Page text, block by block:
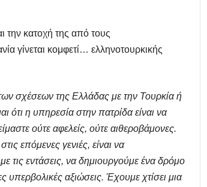
την κατοχή της από τους
γίνεται κομφετί… ελληνοτουρκικής
σχέσεων της Ελλάδας με την Τουρκία ή
ότι η υπηρεσία στην πατρίδα είναι να
ούτε αφελείς, ούτε αιθεροβάμονες.
επόμενες γενιές, είναι να
τις εντάσεις, να δημιουργούμε ένα δρόμο
αξιώσεις. Έχουμε χτίσει μια